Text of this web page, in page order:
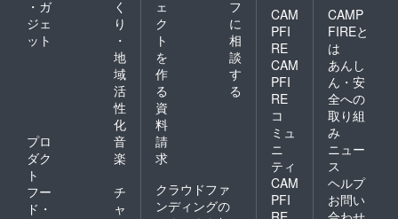
・ガ
ジェ
ット
く
り
・
地
域
活
性
化
プロ
ダク
ト
音
楽
フー
ド・
チ
ャ
ェ
ク
ト
を
作
る
フ
に
相
談
す
る
資
料
請
求
クラウドファ
ンディングの
CAM
PFI
RE
CAM
PFI
RE
コ
ミュ
ニ
ティ
CAM
PFI
CAMP
FIREと
は
あんし
ん・安
全への
取り組
み
ニュー
ス
ヘルプ
お問い